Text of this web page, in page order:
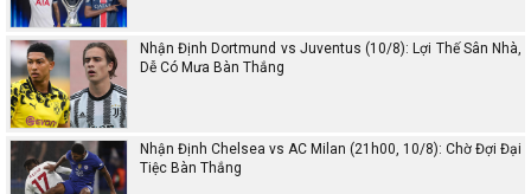
Nhận Định Dortmund vs Juventus (10/8): Lợi Thế Sân Nhà,
Dễ Có Mưa Bàn Thắng
Nhận Định Chelsea vs AC Milan (21h00, 10/8): Chờ Đợi Đại
Tiệc Bàn Thắng